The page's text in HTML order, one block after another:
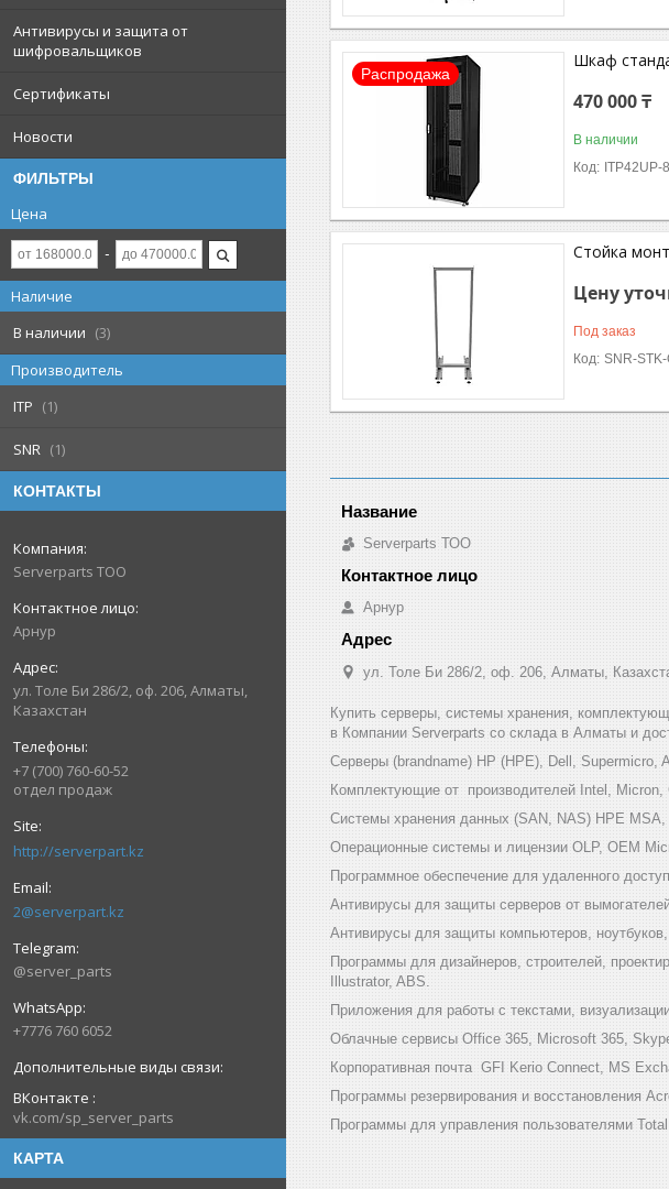
Антивирусы и защита от
шифровальщиков
Сертификаты
Новости
ФИЛЬТРЫ
Цена
Наличие
В наличии
3
Производитель
ITP
1
SNR 1
КОНТАКТЫ
Serverparts ТОО
Арнур
ул. Толе Би 286/2, оф. 206, Алматы,
Казахстан
+7 (700) 760-60-52
отдел продаж
http://serverpart.kz
2@serverpart.kz
@server_parts
+7776 760 6052
ВКонтакте
vk.com/sp_server_parts
КАРТА
Распродажа
Шкаф
470 000 ₸
В наличии
ITP42UP-
Стойка
Цену
Под заказ
SNR-
Serverparts ТОО
Арнур
ул. Толе Би 286/2, оф. 206, Алматы,
Купить серверы, системы хранения,
в Компании Serverparts со склада в Алматы и
Серверы (brandname) HP (HPE), Dell,
Комплектующие от производителей Intel,
Системы хранения данных (SAN, NAS) HPE
Операционные системы и лицензии OLP, OEM
Программное обеспечение для удаленного
Антивирусы для защиты серверов от
Антивирусы для защиты компьютеров,
Программы для дизайнеров, строителей,
Illustrator, ABS.
Приложения для работы с текстами,
Облачные сервисы Office 365, Microsoft 365,
Корпоративная почта GFI Kerio Connect, MS
Программы резервирования и восстановления
Программы для управления пользователями